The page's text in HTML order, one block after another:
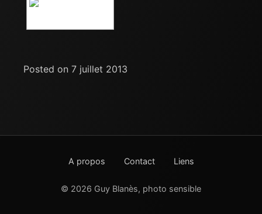
Posted on 7 juillet 2013
A propos Contact Liens
© 2026 Guy Blanès, photo sensible